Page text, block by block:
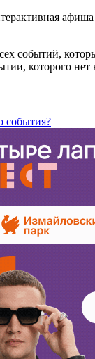
событий,
которого нет
события?